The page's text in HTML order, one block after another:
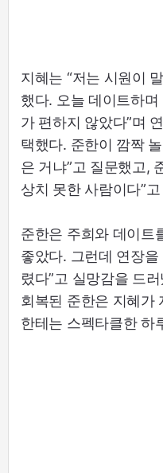
지혜는 “저는 시원이
했다. 오늘 데이트하
가 편하지 않았다”며
택했다. 준한이 깜짝
은 거냐”고 질문했고,
상치 못한 사람이다”
준한은 주희와 데이트
좋았다. 그런데 연장
렸다”고 실망감을 드
회복된 준한은 지혜가
한테는 스펙타클한 하